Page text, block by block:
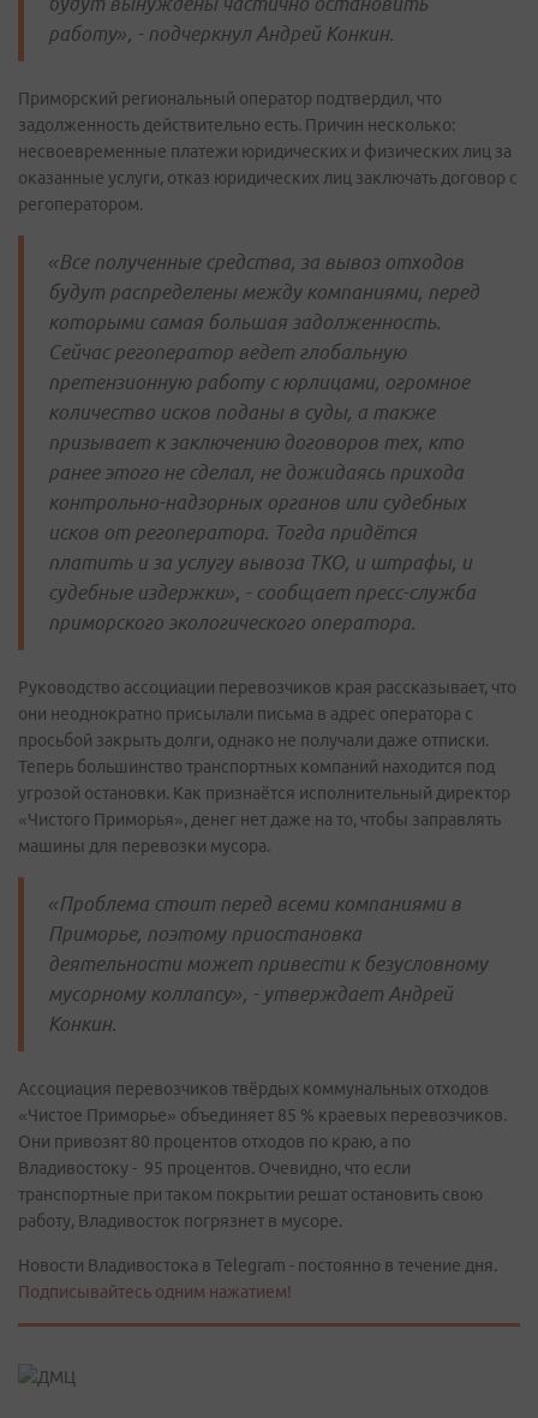
работу», - подчеркнул Андрей Конкин.
Приморский региональный оператор подтвердил, что
задолженность действительно есть. Причин несколько:
несвоевременные платежи юридических и физических лиц за
оказанные услуги, отказ юридических лиц заключать договор с
регоператором.
«Все полученные средства, за вывоз отходов
будут распределены между компаниями, перед
которыми самая большая задолженность.
Сейчас регоператор ведет глобальную
претензионную работу с юрлицами, огромное
количество исков поданы в суды, а также
призывает к заключению договоров тех, кто
ранее этого не сделал, не дожидаясь прихода
контрольно-надзорных органов или судебных
исков от регоператора. Тогда придётся
платить и за услугу вывоза ТКО, и штрафы, и
судебные издержки», - сообщает пресс-служба
приморского экологического оператора.
Руководство ассоциации перевозчиков края рассказывает, что
они неоднократно присылали письма в адрес оператора с
просьбой закрыть долги, однако не получали даже отписки.
Теперь большинство транспортных компаний находится под
угрозой остановки. Как признаётся исполнительный директор
«Чистого Приморья», денег нет даже на то, чтобы заправлять
машины для перевозки мусора.
«Проблема стоит перед всеми компаниями в
Приморье, поэтому приостановка
деятельности может привести к безусловному
мусорному коллапсу», - утверждает Андрей
Конкин.
Ассоциация перевозчиков твёрдых коммунальных отходов
«Чистое Приморье» объединяет 85 % краевых перевозчиков.
Они привозят 80 процентов отходов по краю, а по
Владивостоку - 95 процентов. Очевидно, что если
транспортные при таком покрытии решат остановить свою
работу, Владивосток погрязнет в мусоре.
Новости Владивостока в Telegram - постоянно в течение дня.
Подписывайтесь одним нажатием!